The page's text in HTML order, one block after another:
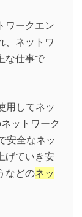
ワークエン
、ネットワ
な仕事で
用してネッ
ットワーク
安全なネッ
げていき安
などのネッ